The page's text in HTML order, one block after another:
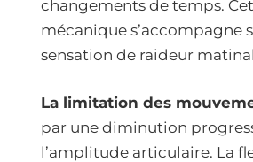
changements de temps.
mécanique s’accompagne
sensation de raideur
La limitation des
par une diminution
l’amplitude articulaire. La